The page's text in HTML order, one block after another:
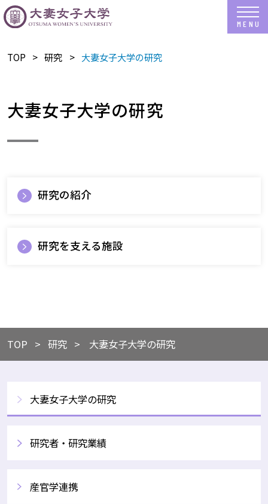
TOP 研究 大妻女子大学の研究
大妻女子大学の研究
研究の紹介
研究を支える施設
TOP ​研究 大妻女子大学の研究
大妻女子大学の研究
研究者・研究業績
産官学連携